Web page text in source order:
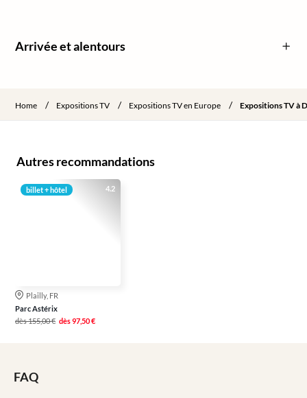
Arrivée et alentours
Home / Expositions TV / Expositions TV en Europe / Expositions TV à
Autres recommandations
4.2
billet + hôtel
Plailly, FR
Parc Astérix
dès155,00 € dès97,50 €
FAQ